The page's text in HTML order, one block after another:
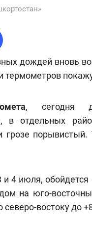
дождей вновь
, сегодня
в отдельных
порывистый.
4 июля, обойдется
на юго-
востоку до